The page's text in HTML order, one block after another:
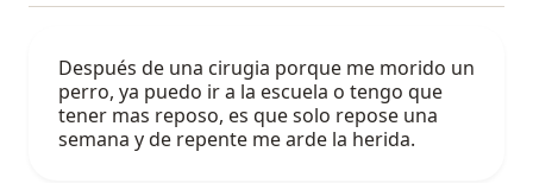
Después de una cirugia porque me morido un
perro, ya puedo ir a la escuela o tengo que
tener mas reposo, es que solo repose una
semana y de repente me arde la herida.